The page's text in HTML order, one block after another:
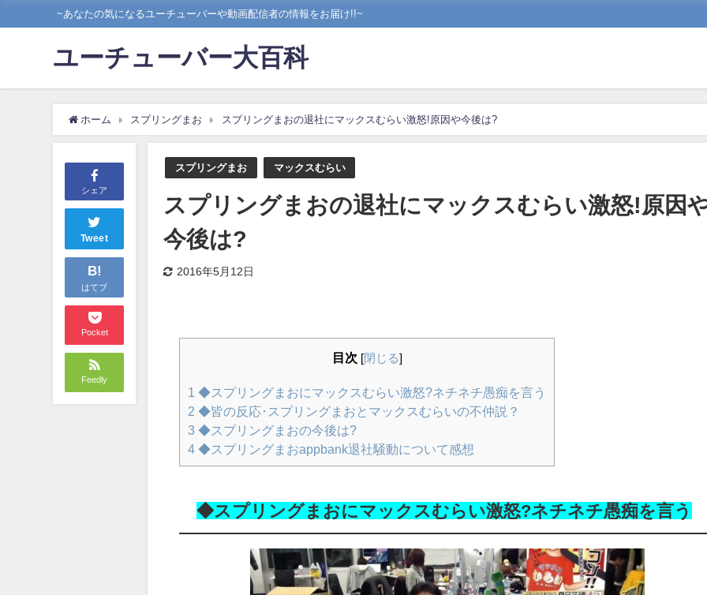
~あなたの気になるユーチューバーや動画配信者の情報をお届け!!~
ユーチューバー大百科
ホーム スプリングまお スプリングまおの退社にマックスむらい激怒!原因や今後は?
シェア
Tweet
B!
はてブ
Pocket
Feedly
スプリングまお マックスむらい
スプリングまおの退社にマックスむらい激怒!原因
今後は?
2016年5月12日
目次 閉じる
1 ◆スプリングまおにマックスむらい激怒?ネチネチ愚痴を言う
2 ◆皆の反応･スプリングまおとマックスむらいの不仲説？
3 ◆スプリングまおの今後は?
4 ◆スプリングまおappbank退社騒動について感想
◆スプリングまおにマックスむらい激怒?ネチネチ愚痴を言う